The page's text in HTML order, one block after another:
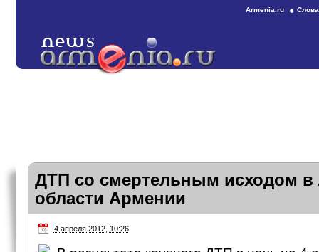
Armenia.ru
ДТП со смертельным исходом в
области Армении
4 апреля 2012, 10:26